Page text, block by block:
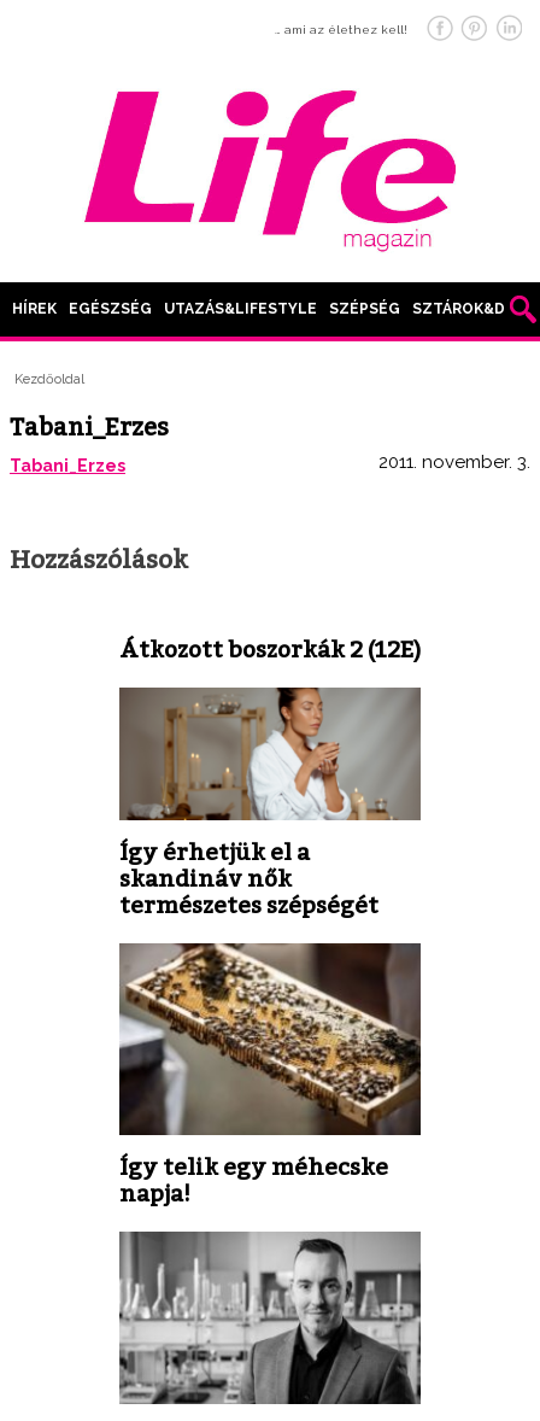
… ami az élethez kell!
HÍREK EGÉSZSÉG UTAZÁS&LIFESTYLE SZÉPSÉG SZTÁROK&DIVAT
Kezdőoldal
Tabani_Erzes
2011. november. 3.
Tabani_Erzes
Hozzászólások
Átkozott boszorkák 2 (12E)
Így érhetjük el a
skandináv nők
természetes szépségét
Így telik egy méhecske
napja!